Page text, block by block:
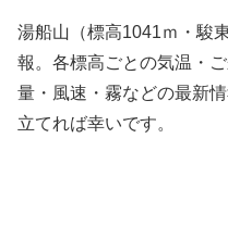
湯船山（標高1041ｍ・駿
報。各標高ごとの気温・
量・風速・霧などの最新
立てれば幸いです。